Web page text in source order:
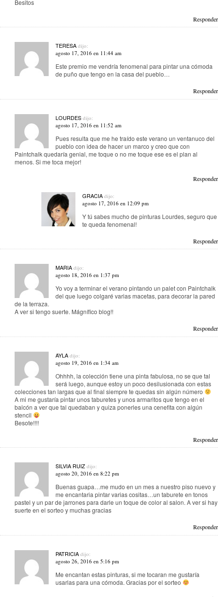
Besitos
Responder
TERESA dijo:
agosto 17, 2016 en 11:44 am
Este premio me vendría fenomenal para pintar una cómoda
de puño que tengo en la casa del pueblo…
Responder
LOURDES dijo:
agosto 17, 2016 en 11:52 am
Pues resulta que me he traído este verano un ventanuco del
pueblo con idea de hacer un marco y creo que con
Paintchalk quedaría genial, me toque o no me toque ese es el plan al
menos. Si me toca mejor!
Responder
GRACIA dijo:
agosto 17, 2016 en 12:09 pm
Y tú sabes mucho de pinturas Lourdes, seguro que
te queda fenomenal!
Responder
MARIA dijo:
agosto 18, 2016 en 1:37 pm
Yo voy a terminar el verano pintando un palet con Paintchalk
del que luego colgaré varias macetas, para decorar la pared
de la terraza.
A ver si tengo suerte. Mágnífico blog!!
Responder
AYLA dijo:
agosto 19, 2016 en 1:34 am
Ohhhh, la colección tiene una pinta fabulosa, no se que tal
será luego, aunque estoy un poco desilusionada con estas
colecciones tan largas que al final siempre te quedas sin algún número
A mi me gustaría pintar unos taburetes y unos armaritos que tengo en el
balcón a ver que tal quedaban y quiza ponerles una cenefita con algún
stencil
Besote!!!!
Responder
SILVIA RUIZ dijo:
agosto 20, 2016 en 8:22 pm
Buenas guapa…me mudo en un mes a nuestro piso nuevo y
me encantaria pintar varias cositas…un taburete en tonos
pastel y un par de jarrones para darle un toque de color al salon. A ver si hay
suerte en el sorteo y muchas gracias
Responder
PATRICIA dijo:
agosto 26, 2016 en 5:16 pm
Me encantan estas pinturas, si me tocaran me gustaría
usarlas para una cómoda. Gracias por el sorteo